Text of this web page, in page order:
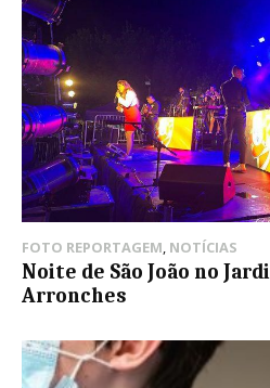
FOTO REPORTAGEM, NOTÍCIAS
Noite de São João no
Arronches